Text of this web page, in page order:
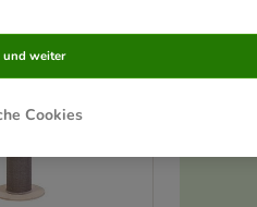
Cookies
und weiter